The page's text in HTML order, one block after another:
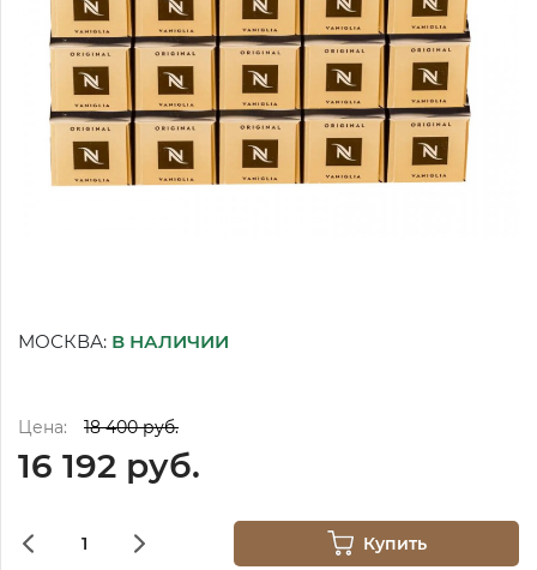
МОСКВА: В НАЛИЧИИ
Цена: 18 400 руб.
16 192 руб.
Купить